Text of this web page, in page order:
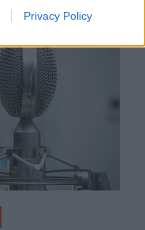
Privacy Policy